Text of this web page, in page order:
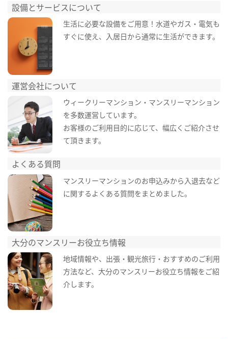
設備とサービスについて
生活に必要な設備をご用意！水道やガス・電気も
すぐに使え、入居日から通常に生活ができます。
運営会社について
ウィークリーマンション・マンスリーマンション
を多数運営しています。
お客様のご利用目的に応じて、幅広くご紹介させ
て頂きます。
よくある質問
マンスリーマンションのお申込みから入退去など
に関するよくある質問をまとめました。
大分のマンスリーお役立ち情報
地域情報や、出張・観光旅行・おすすめのご利用
方法など、大分のマンスリーお役立ち情報をご紹
介します。